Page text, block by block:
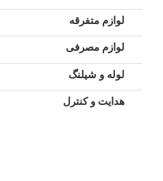
لوازم متفرقه
لوازم مصرفی
لوله و شیلنگ
هدایت و کنترل